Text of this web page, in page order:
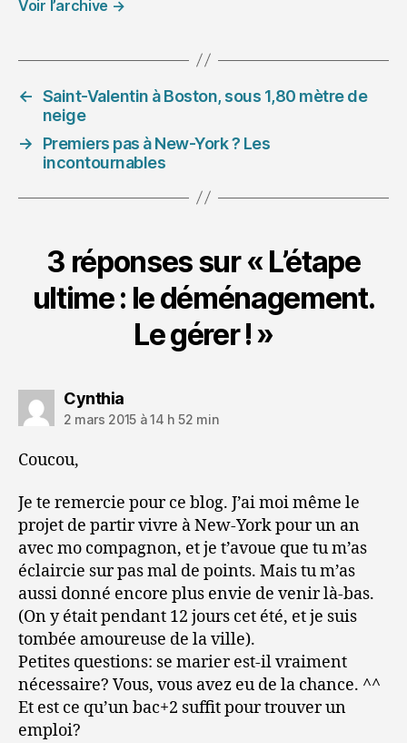
Voir l’archive →
← Saint-Valentin à Boston, sous 1,80 mètre de
neige
→
Premiers pas à New-York ? Les
incontournables
3 réponses sur « L’étape
ultime : le déménagement.
Le gérer ! »
Cynthiadit :
2 mars 2015 à 14 h 52 min
Coucou,
Je te remercie pour ce blog. J’ai moi même le
projet de partir vivre à New-York pour un an
avec mo compagnon, et je t’avoue que tu m’as
éclaircie sur pas mal de points. Mais tu m’as
aussi donné encore plus envie de venir là-bas.
(On y était pendant 12 jours cet été, et je suis
tombée amoureuse de la ville).
Petites questions: se marier est-il vraiment
nécessaire? Vous, vous avez eu de la chance. ^^
Et est ce qu’un bac+2 suffit pour trouver un
emploi?